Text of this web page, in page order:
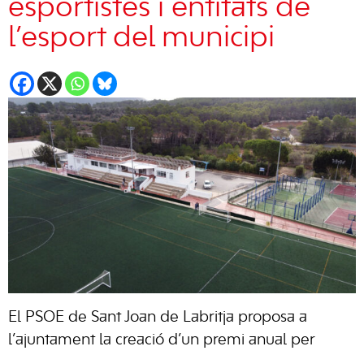
esportistes i entitats de
l’esport del municipi
El PSOE de Sant Joan de Labritja proposa a
l’ajuntament la creació d’un premi anual per